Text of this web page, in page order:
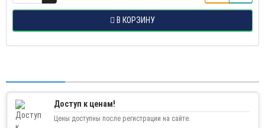
В КОРЗИНУ
Доступ к ценам!
Цены доступны после регистрации на сайте.